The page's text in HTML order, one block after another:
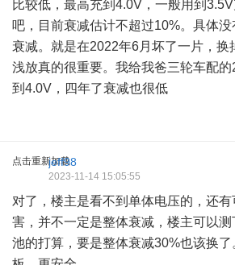
比较低，最高充到4.0V，一般用到
吧，目前衰减估计不超过10%。具体
衰减。就是在2022年6月坏了一片，换
浅放真的很重要。我给我爸三轮车配
到4.0V，四年了衰减也很低
点击重新加载
jeff98
2023-11-14 15:05:55
对了，楼主是看不到单体电压的，还
害，并不一定是整体衰减，楼主可以
池的打算，要是整体衰减30%也该换